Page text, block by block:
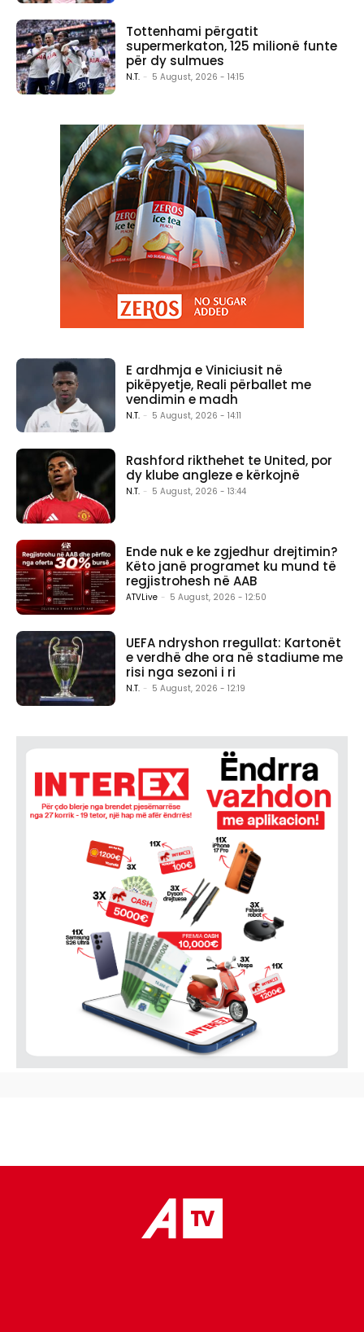
Tottenhami përgatit
supermerkaton, 125 milionë funte
për dy sulmues
N.T. - 5 August, 2026 - 14:15
E ardhmja e Viniciusit në
pikëpyetje, Reali përballet me
vendimin e madh
N.T. - 5 August, 2026 - 14:11
Rashford rikthehet te United, por
dy klube angleze e kërkojnë
N.T. - 5 August, 2026 - 13:44
Ende nuk e ke zgjedhur drejtimin?
Këto janë programet ku mund të
regjistrohesh në AAB
ATVLive - 5 August, 2026 - 12:50
UEFA ndryshon rregullat: Kartonët
e verdhë dhe ora në stadiume me
risi nga sezoni i ri
N.T. - 5 August, 2026 - 12:19